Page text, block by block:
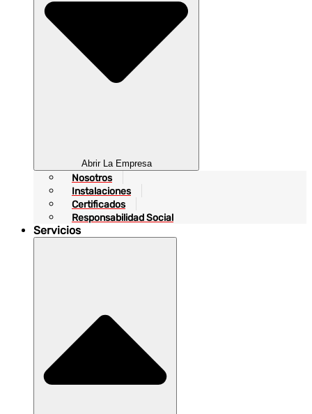
Abrir La Empresa
Nosotros
Instalaciones
Certificados
Responsabilidad Social
Servicios